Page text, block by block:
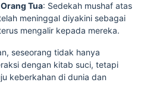
Tua: Sedekah mushaf atas
meninggal diyakini sebagai
mengalir kepada mereka.
seseorang tidak hanya
dengan kitab suci, tetapi
keberkahan di dunia dan